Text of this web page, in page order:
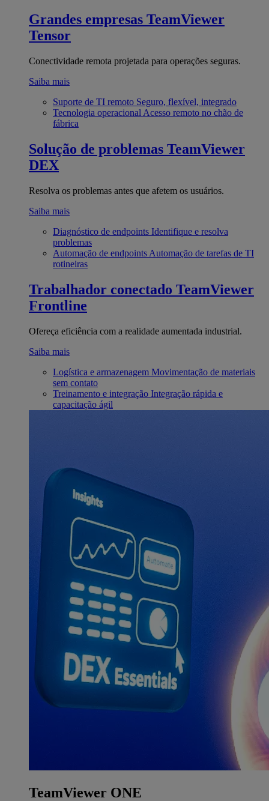
Grandes empresas TeamViewer
Tensor
Conectividade remota projetada para operações seguras.
Saiba mais
Suporte de TI remoto Seguro, flexível, integrado
Tecnologia operacional Acesso remoto no chão de
fábrica
Solução de problemas TeamViewer
DEX
Resolva os problemas antes que afetem os usuários.
Saiba mais
Diagnóstico de endpoints Identifique e resolva
problemas
Automação de endpoints Automação de tarefas de TI
rotineiras
Trabalhador conectado TeamViewer
Frontline
Ofereça eficiência com a realidade aumentada industrial.
Saiba mais
Logística e armazenagem Movimentação de materiais
sem contato
Treinamento e integração Integração rápida e
capacitação ágil
TeamViewer ONE